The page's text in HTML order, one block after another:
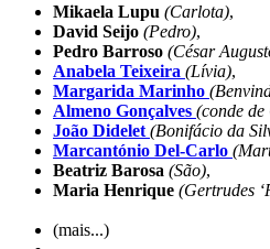
Mikaela Lupu (Carlota),
David Seijo (Pedro),
Pedro Barroso (César
Anabela Teixeira (Lívia),
Margarida Marinho
Almeno Gonçalves (conde
João Didelet (Bonifácio da
Marcantónio Del-Carlo
Beatriz Barosa (São),
Maria Henrique (Gertrudes
(mais...)